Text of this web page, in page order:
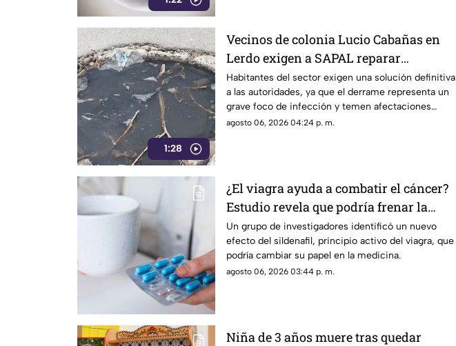
1:28
Vecinos de colonia Lucio Cabañas en
Lerdo exigen a SAPAL reparar
constante brote de aguas negras
Habitantes del sector exigen una solución definitiva
a las autoridades, ya que el derrame representa un
grave foco de infección y temen afectaciones
estructurales.
agosto 06, 2026 04:24 p. m.
¿El viagra ayuda a combatir el cáncer?
Estudio revela que podría frenar la
metástasis
Un grupo de investigadores identificó un nuevo
efecto del sildenafil, principio activo del viagra, que
podría cambiar su papel en la medicina.
agosto 06, 2026 03:44 p. m.
Niña de 3 años muere tras quedar